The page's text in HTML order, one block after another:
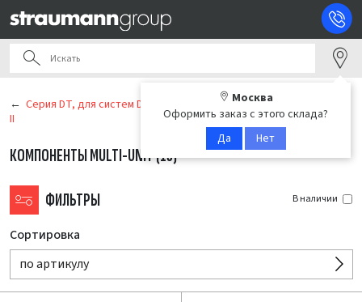
Москва
Оформить заказ с этого склада?
Да
Нет
Серия DT, для систем Dentium SuperLine / Implantium / Implantium
II
ФИЛЬТРЫ
КОМПОНЕНТЫ MULTI-UNIT(15)
В наличии
Сортировка
по артикулу